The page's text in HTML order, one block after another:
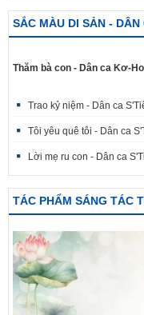
SẮC MÀU DI SẢN -
Thăm bà con - Dân ca Kơ-Ho
Trao kỷ niệm - Dân ca
Tôi yêu quê tôi - Dân ca
Lời mẹ ru con - Dân ca
TÁC PHẨM SÁNG TÁC